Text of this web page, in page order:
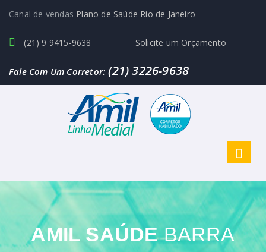
Canal de vendas Plano de Saúde Rio de Janeiro
(21) 9 9415-9638 Solicite um Orçamento
Fale Com Um Corretor: (21) 3226-9638
AMIL SAÚDEBARRA